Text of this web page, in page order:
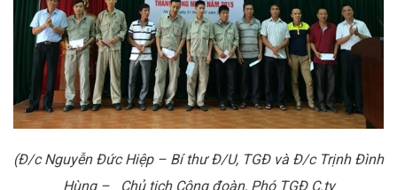
(Đ/c Nguyễn Đức Hiệp – Bí thư Đ/U, TGĐ và Đ/c Trịnh Đình
Hùng – Chủ tịch Công đoàn, Phó TGĐ C.ty